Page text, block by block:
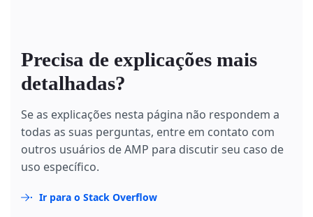
Precisa de explicações mais
detalhadas?
Se as explicações nesta página não respondem a
todas as suas perguntas, entre em contato com
outros usuários de AMP para discutir seu caso de
uso específico.
Ir para o Stack Overflow